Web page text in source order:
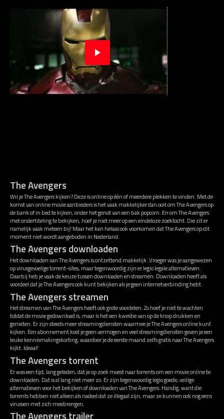
The Avengers
Wil je The Avengers kijken? Deze is online op één of meerdere plekken te vinden. Met de
komst van online movie aanbieders is het vaak makkelijker dan ooit om The Avengers op
de bank of in bed te kijken, onder het genot van een bak popcorn. En om The Avengers
met ondertiteling te bekijken, hoef je niet meer op een eindeloze zoektocht. Die zit er
namelijk vaak meteen bij! Maar het kan helaas ook voorkomen dat The Avengers op dit
moment niet wordt aangeboden in Nederland.
The Avengers downloaden
Het downloaden van The Avengers is ontzettend makkelijk. Vroeger was je aangewezen
op virusgevoelige torrent-sites, maar tegenwoordig zijn er legio legale alternatieven.
Daarbij heb je vaak de keuze tussen downloaden en streamen. Downloaden heeft als
voordeel dat je The Avengers ook kunt bekijken als je geen internetverbinding hebt.
The Avengers streamen
Het streamen van The Avengers heeft ook grote voordelen. Zo hoef je niet te wachten
totdat de movie gedownload is, maar is het een kwestie van op de knop drukken en
genieten. Er zijn steeds meer streamingdiensten waarmee je The Avengers online kunt
kijken. Een abonnement kost je geen vermogen en veel streamingdiensten geven je een
leuke kennismakingskorting, waardoor je de eerste maand zelfs gratis naar The Avengers
kijkt. Ideaal!
The Avengers torrent
Er was een tijd, lang geleden, dat je op zoek moest naar torrents om een movie online te
downloaden. Dat is al lang niet meer zo. Er zijn tegenwoordig legio goede, veilige
alternatieven voor het bekijken of downloaden van The Avengers. Handig, want die
torrents hebben niet alleen als nadeel dat ze illegaal zijn, maar ze kunnen ook nog eens
virussen met zich meebrengen.
The Avengers trailer